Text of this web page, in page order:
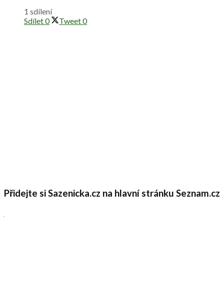
1 sdílení
Sdílet0 Tweet0
Přidejte si Sazenicka.cz na hlavní stránku Seznam.cz